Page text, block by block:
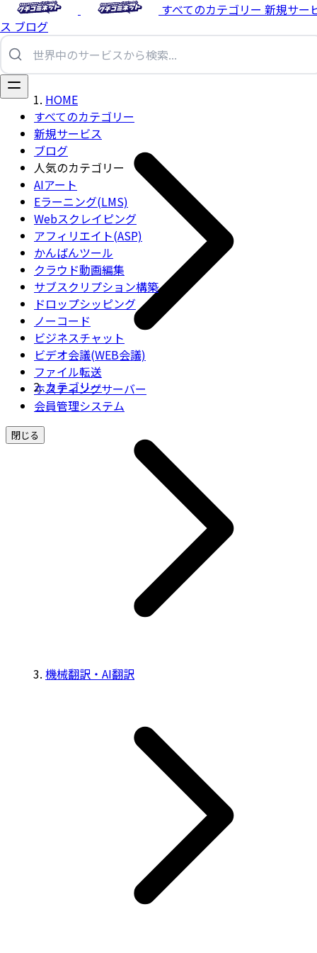
すべてのカテゴリー 新規サー
ス ブログ
すべてのカテゴリー
新規サービス
ブログ
人気のカテゴリー
AIアート
Eラーニング(LMS)
Webスクレイピング
アフィリエイト(ASP)
かんばんツール
クラウド動画編集
サブスクリプション構築
ドロップシッピング
ノーコード
ビジネスチャット
ビデオ会議(WEB会議)
ファイル転送
ホスティングサーバー
会員管理システム
閉じる
HOME
カテゴリー
機械翻訳・AI翻訳